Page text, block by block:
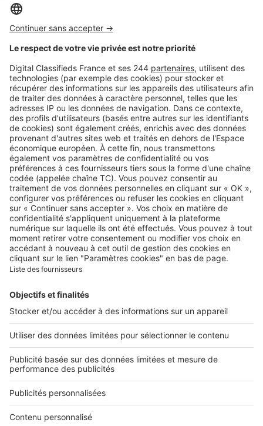
Logic-Immo c’est aussi …
Retrouvez-nous sur …
A propos
Qui sommes-nous ?
Contacter le service client
Nous rejoindre
Presse
Nos applications
Découvrez nos applications